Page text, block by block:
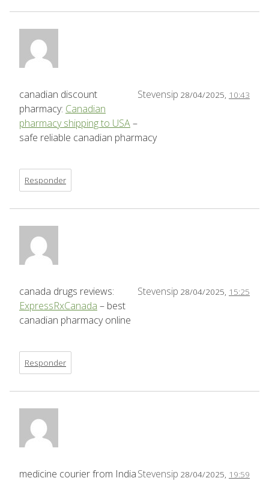
Stevensip 28/04/2025, 10:43
canadian discount
pharmacy: Canadian
pharmacy shipping to USA–
safe reliable canadian pharmacy
Responder
Stevensip 28/04/2025, 15:25
canada drugs reviews:
ExpressRxCanada – best
canadian pharmacy online
Responder
Stevensip 28/04/2025, 19:59
medicine courier from India